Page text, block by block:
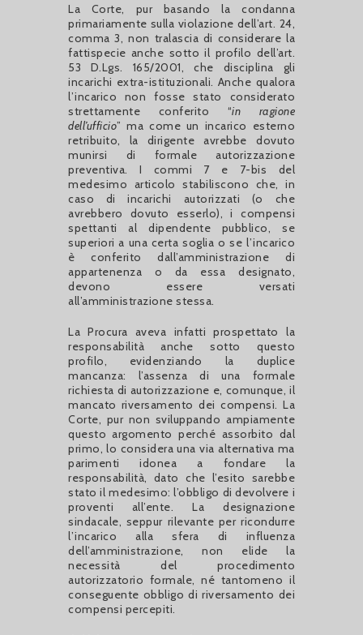
La Corte, pur basando la condanna
primariamente sulla violazione dell’art. 24,
comma 3, non tralascia di considerare la
fattispecie anche sotto il profilo dell’art.
53 D.Lgs. 165/2001, che disciplina gli
incarichi extra-istituzionali. Anche qualora
l’incarico non fosse stato considerato
strettamente conferito “in ragione
dell’ufficio” ma come un incarico esterno
retribuito, la dirigente avrebbe dovuto
munirsi di formale autorizzazione
preventiva. I commi 7 e 7-bis del
medesimo articolo stabiliscono che, in
caso di incarichi autorizzati (o che
avrebbero dovuto esserlo), i compensi
spettanti al dipendente pubblico, se
superiori a una certa soglia o se l’incarico
è conferito dall’amministrazione di
appartenenza o da essa designato,
devono essere versati
all’amministrazione stessa.
La Procura aveva infatti prospettato la
responsabilità anche sotto questo
profilo, evidenziando la duplice
mancanza: l’assenza di una formale
richiesta di autorizzazione e, comunque, il
mancato riversamento dei compensi. La
Corte, pur non sviluppando ampiamente
questo argomento perché assorbito dal
primo, lo considera una via alternativa ma
parimenti idonea a fondare la
responsabilità, dato che l’esito sarebbe
stato il medesimo: l’obbligo di devolvere i
proventi all’ente. La designazione
sindacale, seppur rilevante per ricondurre
l’incarico alla sfera di influenza
dell’amministrazione, non elide la
necessità del procedimento
autorizzatorio formale, né tantomeno il
conseguente obbligo di riversamento dei
compensi percepiti.